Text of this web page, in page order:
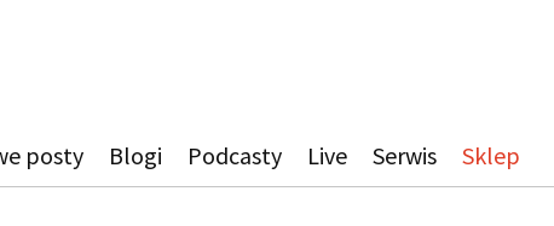
posty Blogi Podcasty Live Serwis Sklep